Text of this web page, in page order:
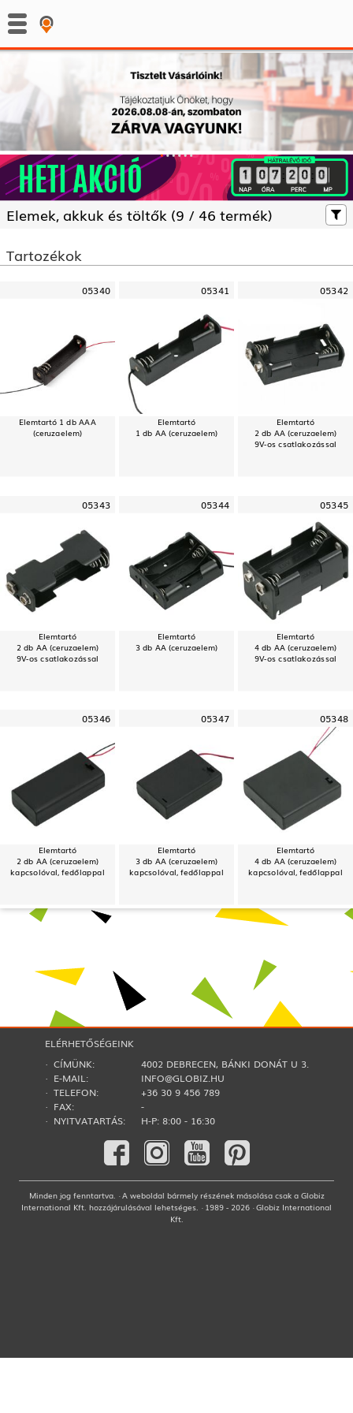
: :
Elemek, akkuk és töltők (9 / 46 termék)
Tartozékok
05340
Elemtartó 1 db AAA
(ceruzaelem)
05341
Elemtartó
1 db AA (ceruzaelem)
05342
Elemtartó
2 db AA (ceruzaelem)
9V-os csatlakozással
05343
Elemtartó
2 db AA (ceruzaelem)
9V-os csatlakozással
05344
Elemtartó
3 db AA (ceruzaelem)
05345
Elemtartó
4 db AA (ceruzaelem)
9V-os csatlakozással
05346
Elemtartó
2 db AA (ceruzaelem)
kapcsolóval, fedőlappal
05347
Elemtartó
3 db AA (ceruzaelem)
kapcsolóval, fedőlappal
05348
Elemtartó
4 db AA (ceruzaelem)
kapcsolóval, fedőlappal
ELÉRHETŐSÉGEINK
· CÍMÜNK:
4002 DEBRECEN, BÁNKI DONÁT U 3.
· E-MAIL:
INFO@GLOBIZ.HU
· TELEFON:
+36 30 9 456 789
· FAX:
-
· NYITVATARTÁS:
H-P: 8:00 - 16:30
Minden jog fenntartva. · A weboldal bármely részének másolása csak a Globiz
International Kft. hozzájárulásával lehetséges. · 1989 - 2026 · Globiz International
Kft.